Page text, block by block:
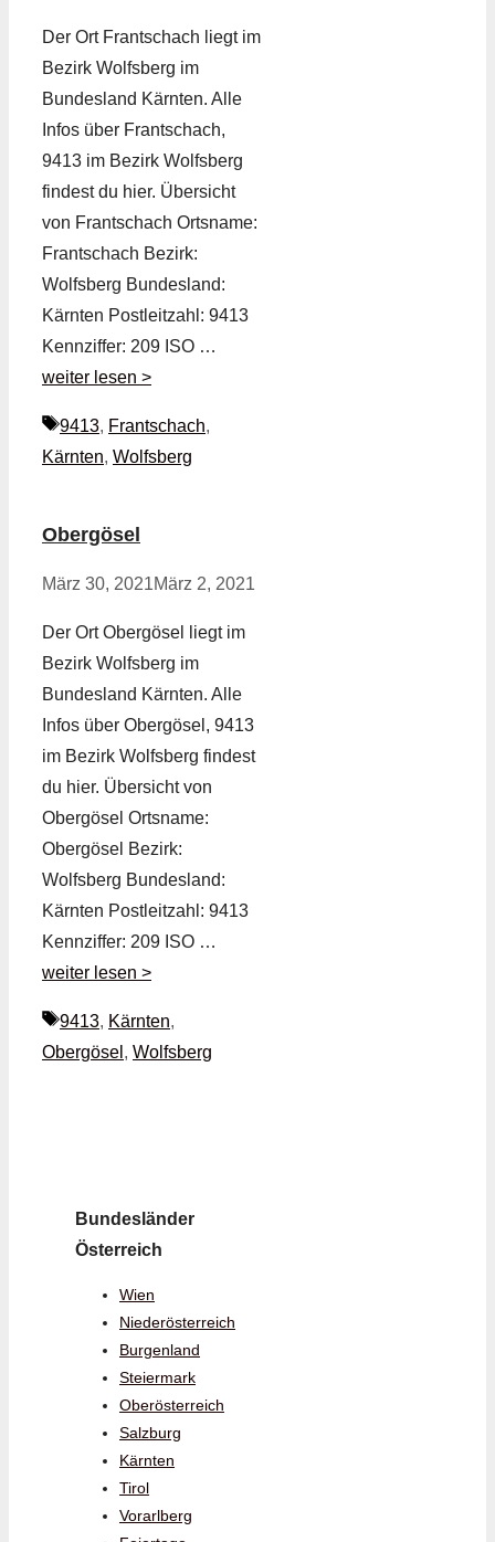
Der Ort Frantschach liegt im
Bezirk Wolfsberg im
Bundesland Kärnten. Alle
Infos über Frantschach,
9413 im Bezirk Wolfsberg
findest du hier. Übersicht
von Frantschach Ortsname:
Frantschach Bezirk:
Wolfsberg Bundesland:
Kärnten Postleitzahl: 9413
Kennziffer: 209 ISO …
weiter lesen >
Schlagwörter
9413, Frantschach,
Kärnten, Wolfsberg
Obergösel
März 30, 2021März 2, 2021
Der Ort Obergösel liegt im
Bezirk Wolfsberg im
Bundesland Kärnten. Alle
Infos über Obergösel, 9413
im Bezirk Wolfsberg findest
du hier. Übersicht von
Obergösel Ortsname:
Obergösel Bezirk:
Wolfsberg Bundesland:
Kärnten Postleitzahl: 9413
Kennziffer: 209 ISO …
weiter lesen >
Schlagwörter
9413, Kärnten,
Obergösel , Wolfsberg
Bundesländer
Österreich
Wien
Niederösterreich
Burgenland
Steiermark
Oberösterreich
Salzburg
Kärnten
Tirol
Vorarlberg